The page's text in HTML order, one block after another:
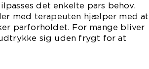
det enkelte pars behov.
med terapeuten hjælper med at
parforholdet. For mange bliver
sig uden frygt for at